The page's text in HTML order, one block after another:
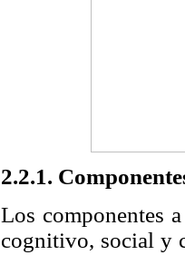
2.2.1.
Los componentes
cognitivo, social y